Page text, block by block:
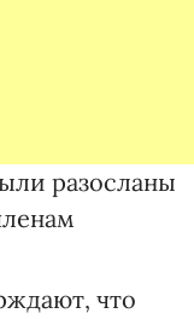
разосланы
что